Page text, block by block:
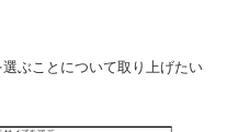
ぶことについて取り上げたい